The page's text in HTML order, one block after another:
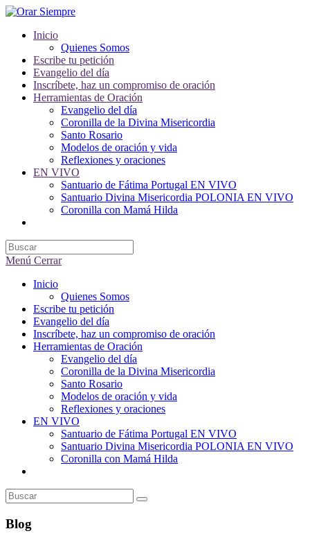
Saltar
contenido
Inicio
Quienes Somos
Escribe tu petición
Evangelio del día
Inscríbete, haz un compromiso de oración
Herramientas de Oración
Evangelio del día
Coronilla de la Divina Misericordia
Santo Rosario
Modelos de oración y vida
Reflexiones y oraciones
EN VIVO
Santuario de Fátima Portugal EN VIVO
Santuario Divina Misericordia POLONIA EN VIVO
Coronilla con Mamá Hilda
de
la
Menú Cerrar
Inicio
Quienes Somos
Escribe tu petición
Evangelio del día
Inscríbete, haz un compromiso de oración
Herramientas de Oración
Evangelio del día
Coronilla de la Divina Misericordia
Santo Rosario
Modelos de oración y vida
Reflexiones y oraciones
EN VIVO
Santuario de Fátima Portugal EN VIVO
Santuario Divina Misericordia POLONIA EN VIVO
Coronilla con Mamá Hilda
de
Blog